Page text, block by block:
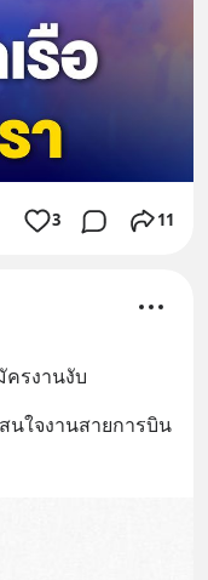
3 11
รงานงับ
นใจงานสายการบิน